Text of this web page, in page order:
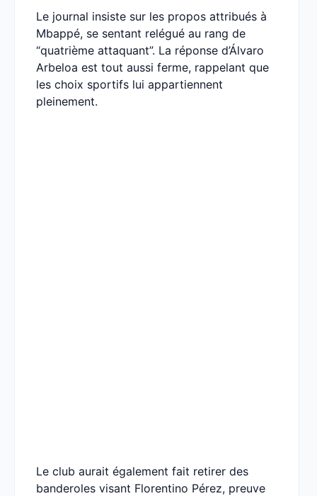
Le journal insiste sur les propos attribués à
Mbappé, se sentant relégué au rang de
“quatrième attaquant”. La réponse d’Álvaro
Arbeloa est tout aussi ferme, rappelant que
les choix sportifs lui appartiennent
pleinement.
Le club aurait également fait retirer des
banderoles visant Florentino Pérez, preuve